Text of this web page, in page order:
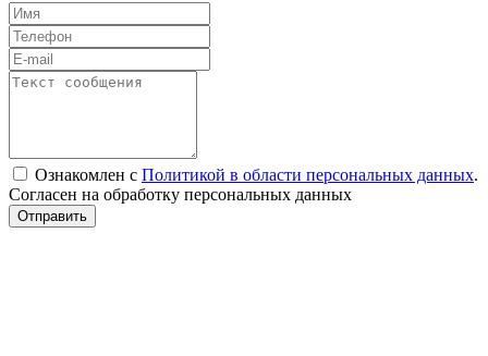
Ознакомлен с Политикой в области персональных данных.
Согласен на обработку персональных данных
Отправить